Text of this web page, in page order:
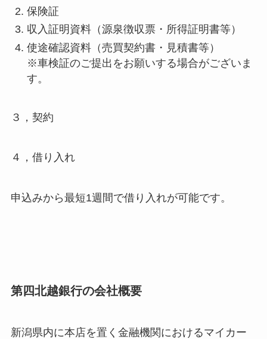
保険証
収入証明資料（源泉徴収票・所得証明書等）
使途確認資料（売買契約書・見積書等）
※車検証のご提出をお願いする場合がございま
す。
３，契約
４，借り入れ
申込みから最短1週間で借り入れが可能です。
第四北越銀行の会社概要
新潟県内に本店を置く金融機関におけるマイカー